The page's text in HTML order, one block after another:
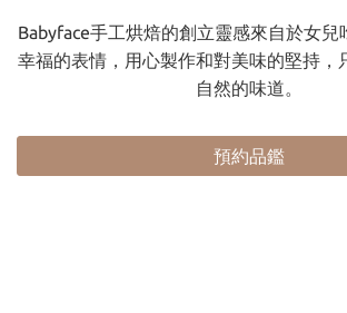
Babyface手工烘焙的創立靈感來自於女兒
幸福的表情，用心製作和對美味的堅持，
自然的味道。
預約品鑑